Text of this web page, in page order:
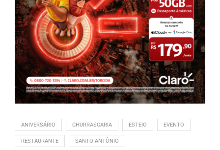
ANIVERSÁRIO CHURRASCARIA ESTEIO EVENTO
RESTAURANTE SANTO ANTÔNIO